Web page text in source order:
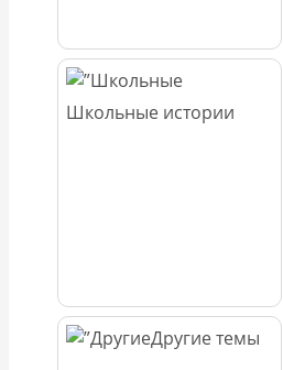
Школьные истории
Другие темы